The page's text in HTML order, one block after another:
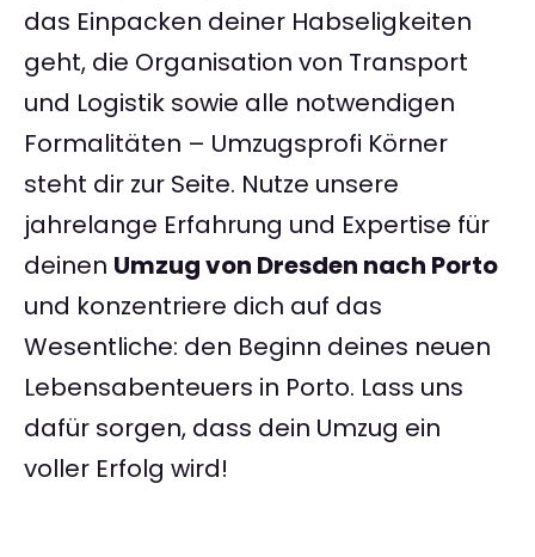
das Einpacken deiner Habseligkeiten
geht, die Organisation von Transport
und Logistik sowie alle notwendigen
Formalitäten – Umzugsprofi Körner
steht dir zur Seite. Nutze unsere
jahrelange Erfahrung und Expertise für
deinen Umzug von Dresden nach Porto
und konzentriere dich auf das
Wesentliche: den Beginn deines neuen
Lebensabenteuers in Porto. Lass uns
dafür sorgen, dass dein Umzug ein
voller Erfolg wird!